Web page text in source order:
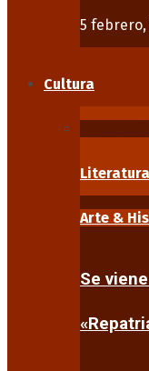
5 febrero,
Cultura
Literatura
Arte &
Se